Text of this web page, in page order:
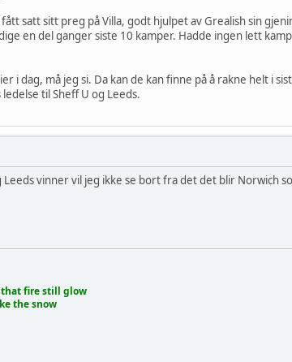
satt sitt preg på Villa, godt hjulpet av Grealish sin
en del ganger siste 10 kamper. Hadde ingen lett
i dag, må jeg si. Da kan de kan finne på å rakne helt i
til Sheff U og Leeds.
vinner vil jeg ikke se bort fra det det blir Norwich
that fire still glow
the snow